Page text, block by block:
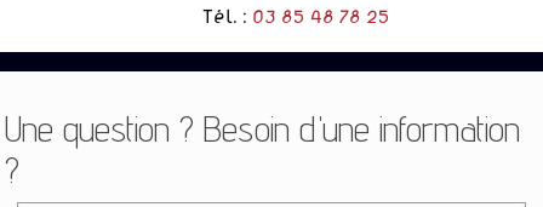
Tél. : 03 85 48 78 25
Une question ? Besoin d'une information
?